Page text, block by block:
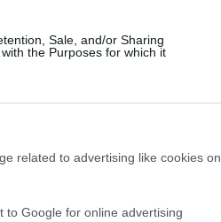
Sale, and/or Sharing
the Purposes for which it
related to advertising like cookies on
to Google for online advertising
dalla virologaShi
sui coronavirus dei
delle
La
in merito